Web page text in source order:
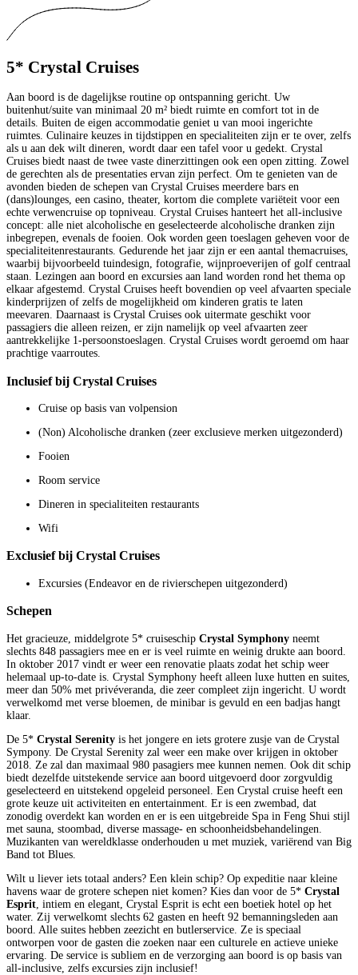
5* Crystal Cruises
Aan boord is de dagelijkse routine op ontspanning gericht. Uw
buitenhut/suite van minimaal 20 m² biedt ruimte en comfort tot in de
details. Buiten de eigen accommodatie geniet u van mooi ingerichte
ruimtes. Culinaire keuzes in tijdstippen en specialiteiten zijn er te over, zelfs
als u aan dek wilt dineren, wordt daar een tafel voor u gedekt. Crystal
Cruises biedt naast de twee vaste dinerzittingen ook een open zitting. Zowel
de gerechten als de presentaties ervan zijn perfect. Om te genieten van de
avonden bieden de schepen van Crystal Cruises meerdere bars en
(dans)lounges, een casino, theater, kortom die complete variëteit voor een
echte verwencruise op topniveau. Crystal Cruises hanteert het all-inclusive
concept: alle niet alcoholische en geselecteerde alcoholische dranken zijn
inbegrepen, evenals de fooien. Ook worden geen toeslagen geheven voor de
specialiteitenrestaurants. Gedurende het jaar zijn er een aantal themacruises,
waarbij bijvoorbeeld tuindesign, fotografie, wijnproeverijen of golf centraal
staan. Lezingen aan boord en excursies aan land worden rond het thema op
elkaar afgestemd. Crystal Cruises heeft bovendien op veel afvaarten speciale
kinderprijzen of zelfs de mogelijkheid om kinderen gratis te laten
meevaren. Daarnaast is Crystal Cruises ook uitermate geschikt voor
passagiers die alleen reizen, er zijn namelijk op veel afvaarten zeer
aantrekkelijke 1-persoonstoeslagen. Crystal Cruises wordt geroemd om haar
prachtige vaarroutes.
Inclusief bij Crystal Cruises
Cruise op basis van volpension
(Non) Alcoholische dranken (zeer exclusieve merken uitgezonderd)
Fooien
Room service
Dineren in specialiteiten restaurants
Wifi
Exclusief bij Crystal Cruises
Excursies (Endeavor en de rivierschepen uitgezonderd)
Schepen
Het gracieuze, middelgrote 5* cruiseschip Crystal Symphony neemt
slechts 848 passagiers mee en er is veel ruimte en weinig drukte aan boord.
In oktober 2017 vindt er weer een renovatie plaats zodat het schip weer
helemaal up-to-date is. Crystal Symphony heeft alleen luxe hutten en suites,
meer dan 50% met privéveranda, die zeer compleet zijn ingericht. U wordt
verwelkomd met verse bloemen, de minibar is gevuld en een badjas hangt
klaar.
De 5* Crystal Serenity is het jongere en iets grotere zusje van de Crystal
Sympony. De Crystal Serenity zal weer een make over krijgen in oktober
2018. Ze zal dan maximaal 980 pasagiers mee kunnen nemen. Ook dit schip
biedt dezelfde uitstekende service aan boord uitgevoerd door zorgvuldig
geselecteerd en uitstekend opgeleid personeel. Een Crystal cruise heeft een
grote keuze uit activiteiten en entertainment. Er is een zwembad, dat
zonodig overdekt kan worden en er is een uitgebreide Spa in Feng Shui stijl
met sauna, stoombad, diverse massage- en schoonheidsbehandelingen.
Muzikanten van wereldklasse onderhouden u met muziek, variërend van Big
Band tot Blues.
Wilt u liever iets totaal anders? Een klein schip? Op expeditie naar kleine
havens waar de grotere schepen niet komen? Kies dan voor de 5* Crystal
Esprit , intiem en elegant, Crystal Esprit is echt een boetiek hotel op het
water. Zij verwelkomt slechts 62 gasten en heeft 92 bemanningsleden aan
boord. Alle suites hebben zeezicht en butlerservice. Ze is speciaal
ontworpen voor de gasten die zoeken naar een culturele en actieve unieke
ervaring. De service is subliem en de verzorging aan boord is op basis van
all-inclusive, zelfs excursies zijn inclusief!